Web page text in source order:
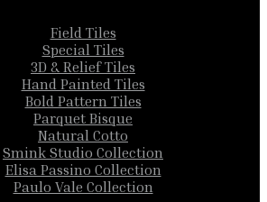
Field Tiles
Special Tiles
3D & Relief Tiles
Hand Painted Tiles
Bold Pattern Tiles
Parquet Bisque
Natural Cotto
Smink Studio Collection
Elisa Passino Collection
Paulo Vale Collection